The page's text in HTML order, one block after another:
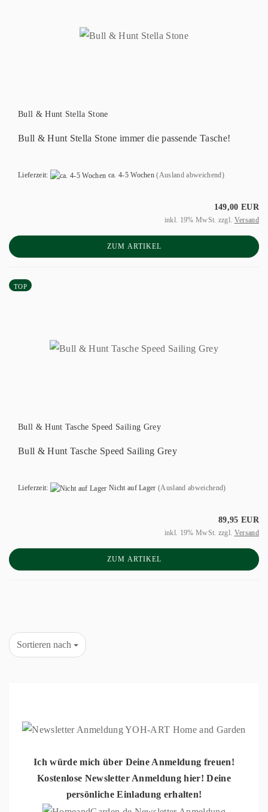
Bull & Hunt Stella Stone
Bull & Hunt Stella Stone immer die passende Tasche!
Lieferzeit: ca. 4-5 Wochen (Ausland abweichend)
149,00 EUR
inkl. 19% MwSt. zzgl. Versand
ZUM ARTIKEL
TOP
Bull & Hunt Tasche Speed Sailing Grey
Bull & Hunt Tasche Speed Sailing Grey
Lieferzeit: Nicht auf Lager (Ausland abweichend)
89,95 EUR
inkl. 19% MwSt. zzgl. Versand
ZUM ARTIKEL
Sortieren nach
Ich würde mich über Deine Anmeldung freuen!
Kostenlose Newsletter Anmeldung hier! Deine
persönliche Einladung erhalten!